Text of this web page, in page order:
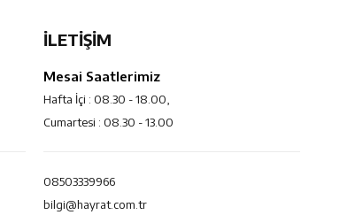
İLETİŞİM
Mesai Saatlerimiz
Hafta İçi : 08.30 - 18.00,
Cumartesi : 08.30 - 13.00
08503339966
bilgi@hayrat.com.tr